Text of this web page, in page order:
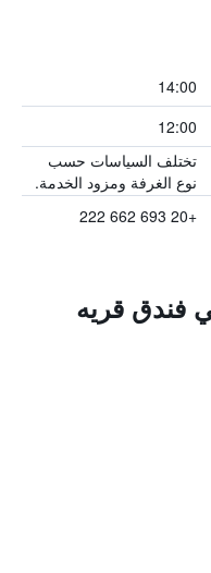
14:00
12:00
تختلف السياسات حسب
نوع الغرفة ومزود الخدمة.
+20 693 662 222
فندق قريه